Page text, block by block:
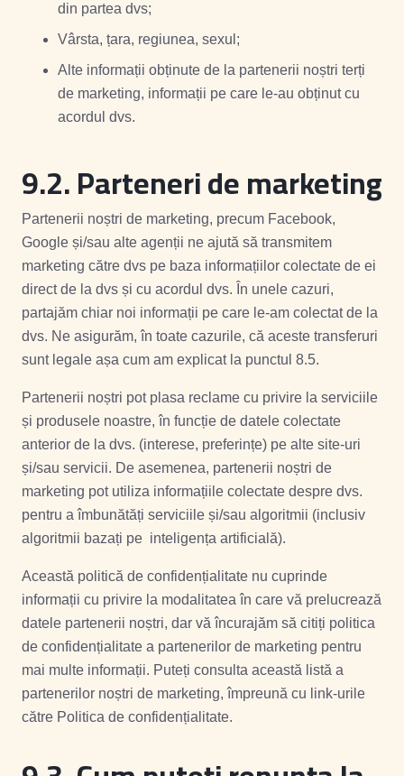
din partea dvs;
Vârsta, țara, regiunea, sexul;
Alte informații obținute de la partenerii noștri terți
de marketing, informații pe care le-au obținut cu
acordul dvs.
9.2.Parteneri de marketing
Partenerii noștri de marketing, precum Facebook,
Google și/sau alte agenții ne ajută să transmitem
marketing către dvs pe baza informațiilor colectate de ei
direct de la dvs și cu acordul dvs. În unele cazuri,
partajăm chiar noi informații pe care le-am colectat de la
dvs. Ne asigurăm, în toate cazurile, că aceste transferuri
sunt legale așa cum am explicat la punctul 8.5.
Partenerii noștri pot plasa reclame cu privire la serviciile
și produsele noastre, în funcție de datele colectate
anterior de la dvs. (interese, preferințe) pe alte site-uri
și/sau servicii. De asemenea, partenerii noștri de
marketing pot utiliza informațiile colectate despre dvs.
pentru a îmbunătăți serviciile și/sau algoritmii (inclusiv
algoritmii bazați pe inteligența artificială).
Această politică de confidențialitate nu cuprinde
informații cu privire la modalitatea în care vă prelucrează
datele partenerii noștri, dar vă încurajăm să citiți politica
de confidențialitate a partenerilor de marketing pentru
mai multe informații. Puteți consulta această listă a
partenerilor noștri de marketing, împreună cu link-urile
către Politica de confidențialitate.